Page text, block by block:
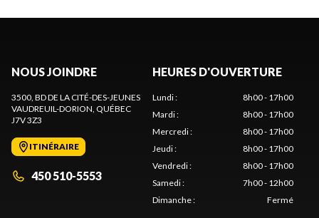
NOUS JOINDRE
3500, BD DE LA CITÉ-DES-JEUNES
VAUDREUIL-DORION, QUÉBEC
J7V 3Z3
ITINÉRAIRE
450 510-5553
HEURES D'OUVERTURE
Lundi:
8h00 - 17h00
Mardi:
8h00 - 17h00
Mercredi:
8h00 - 17h00
Jeudi:
8h00 - 17h00
Vendredi:
8h00 - 17h00
Samedi:
7h00 - 12h00
Dimanche: Fermé